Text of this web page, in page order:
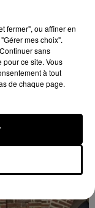
chartrains
de la Coupe de
fermer", ou affiner en
mes choix".
sans
pour ce site. Vous
à tout
de chaque page.